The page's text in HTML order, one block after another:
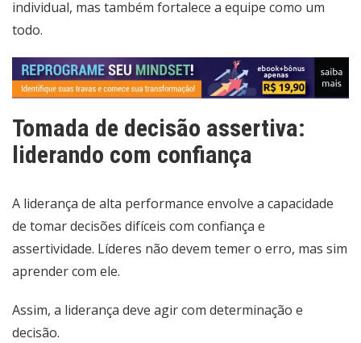
individual, mas também fortalece a equipe como um
todo.
Tomada de decisão assertiva:
liderando com confiança
A liderança de alta performance envolve a capacidade
de tomar decisões difíceis com confiança e
assertividade. Líderes não devem temer o erro, mas sim
aprender com ele.
Assim, a liderança deve agir com determinação e
decisão.